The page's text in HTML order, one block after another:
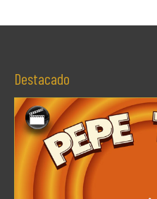
Destacado